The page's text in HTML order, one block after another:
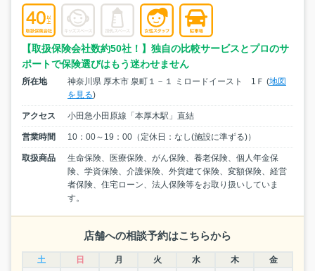
【取扱保険会社数約50社！】独自の比較サービスとプロのサ
ポートで保険選びはもう迷わせません
所在地 神奈川県 厚木市 泉町１－１ ミロードイースト 1Ｆ (地図
を見る)
アクセス 小田急小田原線「本厚木駅」直結
営業時間 10：00～19：00（定休日：なし(施設に準ずる)）
取扱商品
生命保険、医療保険、がん保険、養老保険、個人年金保
険、学資保険、介護保険、外貨建て保険、変額保険、経営
者保険、住宅ローン、法人保険等をお取り扱いしていま
す。
店舗への相談予約はこちらから
土 日 月 火 水 木
金